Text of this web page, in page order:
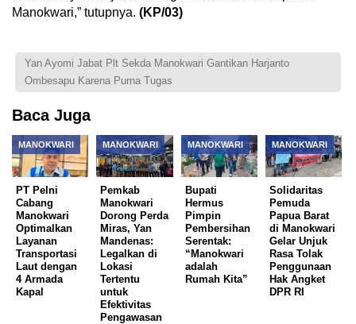
Manokwari,” tutupnya. (KP/03)
Yan Ayomi Jabat Plt Sekda Manokwari Gantikan Harjanto
Ombesapu Karena Purna Tugas
Baca Juga
MANOKWARI
PT Pelni
Cabang
Manokwari
Optimalkan
Layanan
Transportasi
Laut dengan
4 Armada
Kapal
MANOKWARI
Pemkab
Manokwari
Dorong Perda
Miras, Yan
Mandenas:
Legalkan di
Lokasi
Tertentu
untuk
Efektivitas
Pengawasan
MANOKWARI
Bupati
Hermus
Pimpin
Pembersihan
Serentak:
“Manokwari
adalah
Rumah Kita”
MANOKWARI
Solidaritas
Pemuda
Papua Barat
di Manokwari
Gelar Unjuk
Rasa Tolak
Penggunaan
Hak Angket
DPR RI